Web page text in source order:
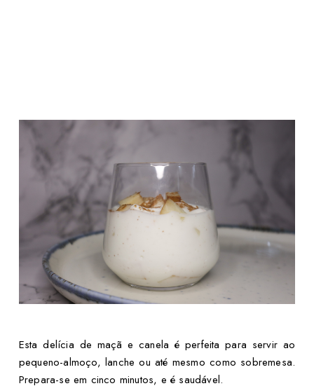
Esta delícia de maçã e canela é perfeita para servir ao
pequeno-almoço, lanche ou até mesmo como sobremesa.
Prepara-se em cinco minutos, e é saudável.